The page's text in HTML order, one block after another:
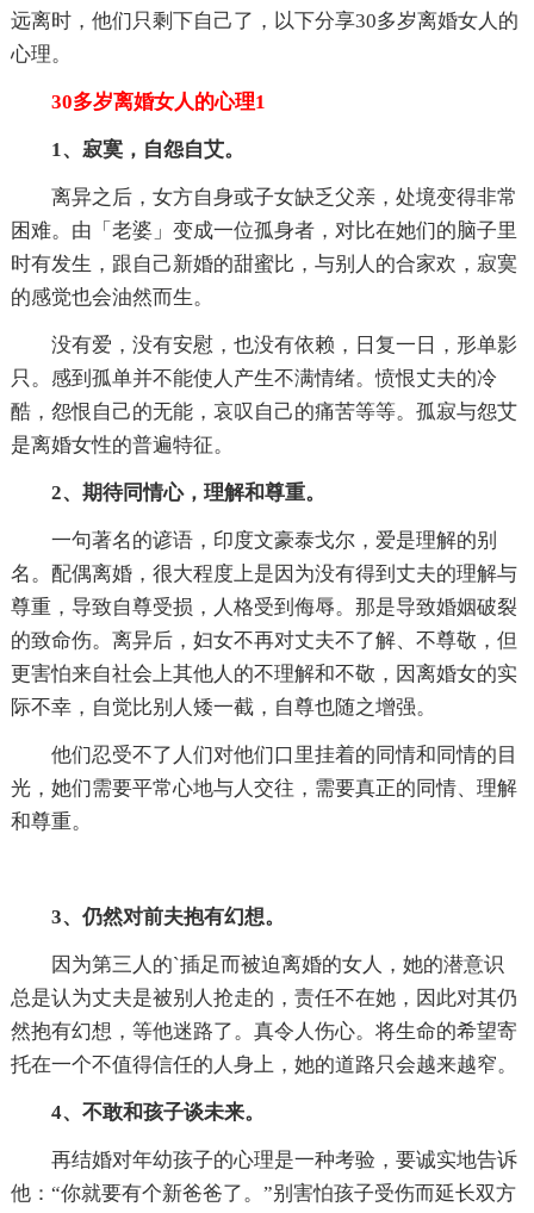
远离时，他们只剩下自己了，以下分享30多岁离婚女人的
心理。
30多岁离婚女人的心理1
1、寂寞，自怨自艾。
离异之后，女方自身或子女缺乏父亲，处境变得非常
困难。由「老婆」变成一位孤身者，对比在她们的脑子里
时有发生，跟自己新婚的甜蜜比，与别人的合家欢，寂寞
的感觉也会油然而生。
没有爱，没有安慰，也没有依赖，日复一日，形单影
只。感到孤单并不能使人产生不满情绪。愤恨丈夫的冷
酷，怨恨自己的无能，哀叹自己的痛苦等等。孤寂与怨艾
是离婚女性的普遍特征。
2、期待同情心，理解和尊重。
一句著名的谚语，印度文豪泰戈尔，爱是理解的别
名。配偶离婚，很大程度上是因为没有得到丈夫的理解与
尊重，导致自尊受损，人格受到侮辱。那是导致婚姻破裂
的致命伤。离异后，妇女不再对丈夫不了解、不尊敬，但
更害怕来自社会上其他人的不理解和不敬，因离婚女的实
际不幸，自觉比别人矮一截，自尊也随之增强。
他们忍受不了人们对他们口里挂着的同情和同情的目
光，她们需要平常心地与人交往，需要真正的同情、理解
和尊重。
3、仍然对前夫抱有幻想。
因为第三人的`插足而被迫离婚的女人，她的潜意识
总是认为丈夫是被别人抢走的，责任不在她，因此对其仍
然抱有幻想，等他迷路了。真令人伤心。将生命的希望寄
托在一个不值得信任的人身上，她的道路只会越来越窄。
4、不敢和孩子谈未来。
再结婚对年幼孩子的心理是一种考验，要诚实地告诉
他：“你就要有个新爸爸了。”别害怕孩子受伤而延长双方